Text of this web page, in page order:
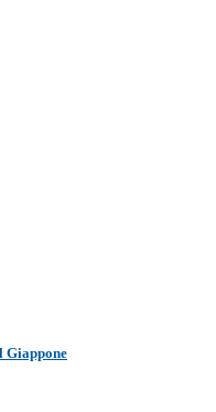
Giappone